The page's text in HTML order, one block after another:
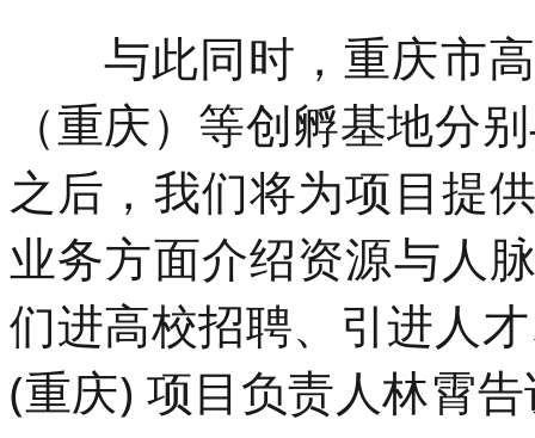
与此同时，重庆市
（重庆）等创孵基地分
之后，我们将为项目提
业务方面介绍资源与人
们进高校招聘、引进人
(重庆) 项目负责人林霄